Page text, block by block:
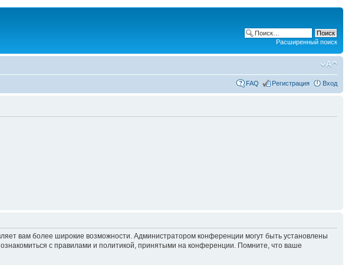
Расширенный поиск
FAQ Регистрация Вход
вам более широкие возможности. Администратором конференции могут быть установлены
с правилами и политикой, принятыми на конференции. Помните, что ваше